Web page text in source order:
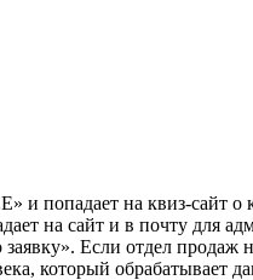
попадает на квиз-сайт о
на сайт и в почту для
Если отдел продаж
который обрабатывает